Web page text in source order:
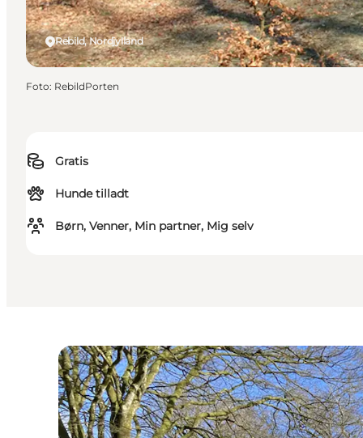
Gratis
Hunde tilladt
Børn, Venner, Min partner, Mig selv
Rebild, Nordjylland
Foto: RebildPorten